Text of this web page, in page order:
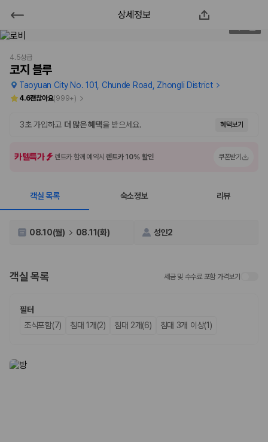
코지 블루
2000만 이용고객이 선택한 제주 렌트카 가격비교 플랫폼
제주렌트카 가격비교는 카모아에서 한 번에
제주도 렌트카는 업체마다 차량 가격, 보험 조건, 면책금, 보상 한도, 인수
장소, 취소 규정이 다릅니다. 카모아는 여러 제주 렌트카 업체의 조건을 한
업체별 가격비교:
제주 렌트카 업체별 실시간 예약 가능 차량과 요금
차종별 최저가 비교:
인원에 맞는 차종별 가격을 비교합니다.
보험 조건 비교:일반자차, 완전자차, 슈퍼자차의 면책금과 보상 한
확인합니다.
실시간 예약:
상세정보
4.5성급
코지 블루
Taoyuan City No. 101, Chunde Road, Zhongli District
4.6괜찮아요(999+)
3초 가입하고 더 많은 혜택을 받으세요. 혜택보기
카텔특가 렌트카 함께 예약시렌트카 10% 할인 쿠폰받기
객실 목록 숙소정보 리뷰
08.10(월) 08.11(화) 성인2
객실 목록 세금 및 수수료 포함 가격보기
필터
조식포함(7)
침대 1개(2) 침대 2개(6) 침대 3개 이상(1)